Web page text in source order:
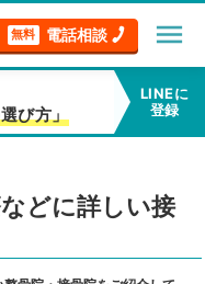
無料 電話相談 menu
び方」
LINEに
登録
どに詳しい接